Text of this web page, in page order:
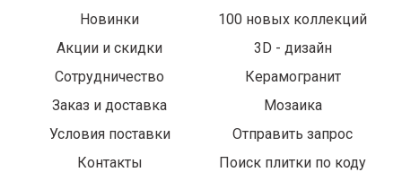
Новинки
Акции и скидки
Сотрудничество
Заказ и доставка
Условия поставки
Контакты
100 новых коллекций
3D - дизайн
Керамогранит
Мозаика
Отправить запрос
Поиск плитки по коду